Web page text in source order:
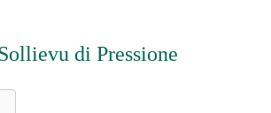
di Pressione